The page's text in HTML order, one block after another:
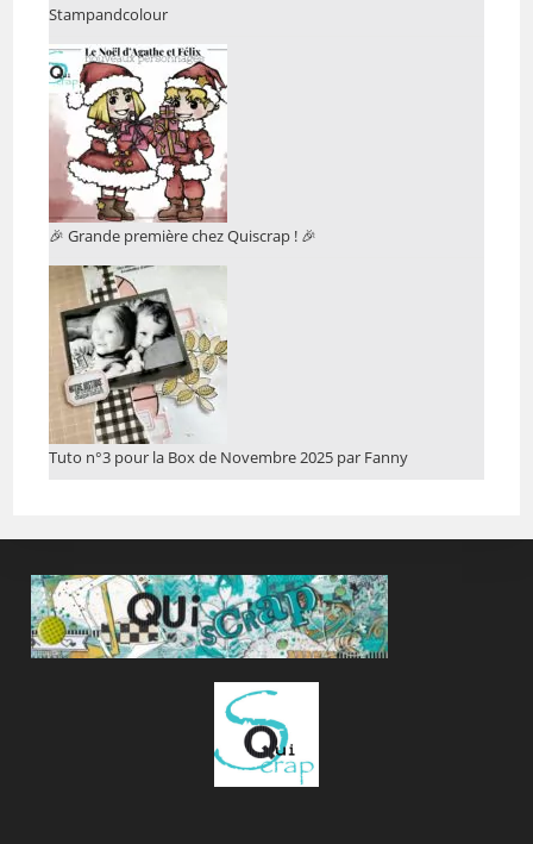
Stampandcolour
🎉 Grande première chez Quiscrap ! 🎉
Tuto n°3 pour la Box de Novembre 2025 par Fanny